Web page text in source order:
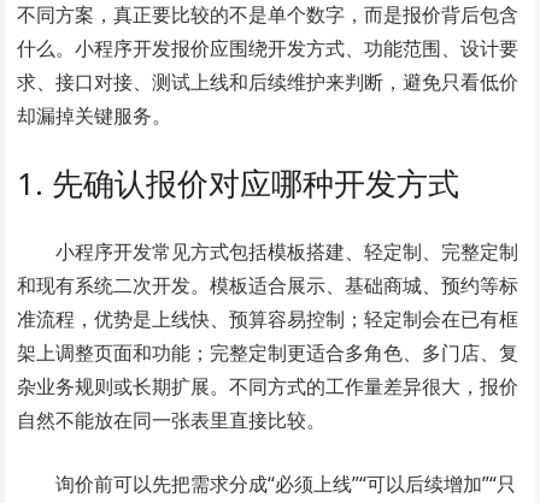
不同方案，真正要比较的不是单个数字，而是报价背后包含
什么。小程序开发报价应围绕开发方式、功能范围、设计要
求、接口对接、测试上线和后续维护来判断，避免只看低价
却漏掉关键服务。
1. 先确认报价对应哪种开发方式
小程序开发常见方式包括模板搭建、轻定制、完整定制
和现有系统二次开发。模板适合展示、基础商城、预约等标
准流程，优势是上线快、预算容易控制；轻定制会在已有框
架上调整页面和功能；完整定制更适合多角色、多门店、复
杂业务规则或长期扩展。不同方式的工作量差异很大，报价
自然不能放在同一张表里直接比较。
询价前可以先把需求分成“必须上线”“可以后续增加”“只